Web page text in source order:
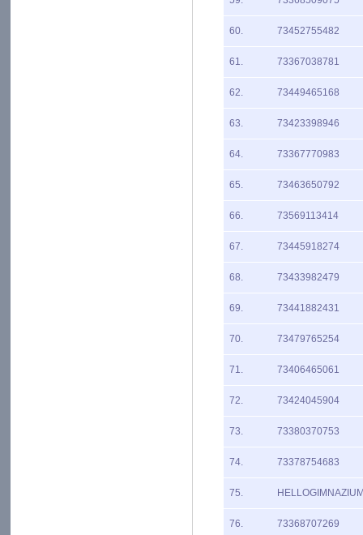
60. 73452755482
61. 73367038781
62. 73449465168
63. 73423398946
64. 73367770983
65. 73463650792
66. 73569113414
67. 73445918274
68. 73433982479
69. 73441882431
70. 73479765254
71. 73406465061
72. 73424045904
73. 73380370753
74. 73378754683
75.
76. 73368707269